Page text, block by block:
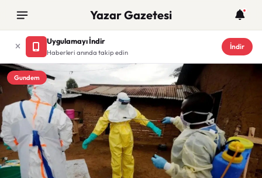
Yazar Gazetesi
Uygulamayı İndir
Haberleri anında takip edin
İndir
Gundem